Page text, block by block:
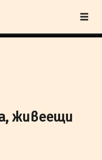
cookies, за да осигурим по-
Вашето преживяване.Научи
живеещи